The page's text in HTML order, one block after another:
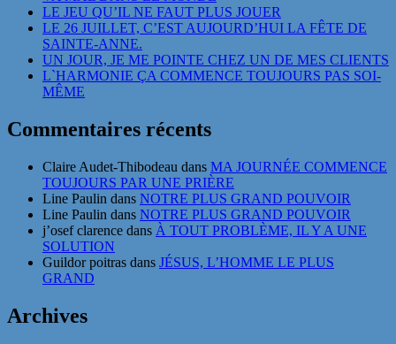
LE JEU QU’IL NE FAUT PLUS JOUER
LE 26 JUILLET, C’EST AUJOURD’HUI LA FÊTE DE
SAINTE-ANNE.
UN JOUR, JE ME POINTE CHEZ UN DE MES CLIENTS
L`HARMONIE ÇA COMMENCE TOUJOURS PAS SOI-
MÊME
Commentaires récents
Claire Audet-Thibodeau dans MA JOURNÉE COMMENCE
TOUJOURS PAR UNE PRIÈRE
Line Paulin dans NOTRE PLUS GRAND POUVOIR
Line Paulin dans NOTRE PLUS GRAND POUVOIR
j’osef clarence dans À TOUT PROBLÈME, IL Y A UNE
SOLUTION
Guildor poitras dans JÉSUS, L’HOMME LE PLUS
GRAND
Archives